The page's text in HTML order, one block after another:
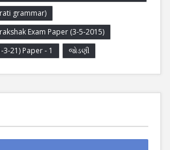
grammar)
Exam Paper (3-5-2015)
3-21) Paper - 1
જોડણી